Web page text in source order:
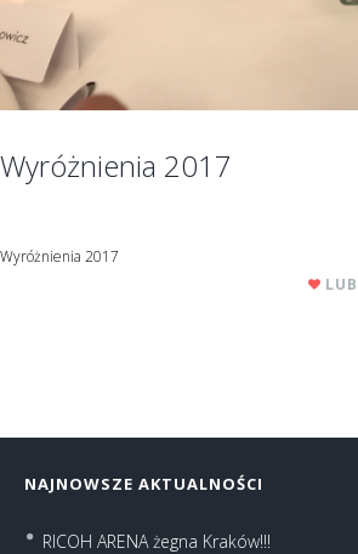
Wyróżnienia 2017
Wyróżnienia 2017
NAJNOWSZE AKTUALNOŚCI
RICOH ARENA żegna Kraków!!!